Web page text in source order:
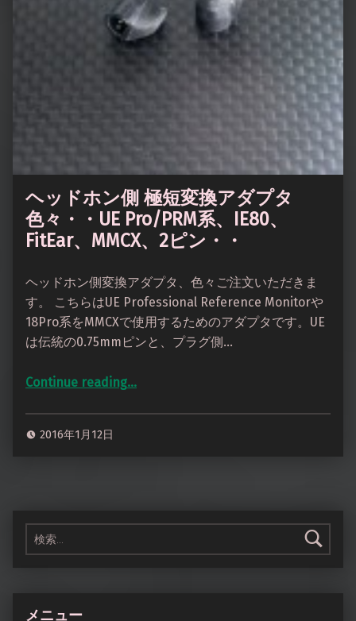
ヘッドホン側 極短変換アダプタ
色々・・UE Pro/PRM系、IE80、
FitEar、MMCX、2ピン・・
ヘッドホン側変換アダプタ、色々ご注文いただきま
す。 こちらはUE Professional Reference Monitorや
18Pro系をMMCXで使用するためのアダプタです。UE
は伝統の0.75mmピンと、プラグ側…
Continue reading
“ヘッドホン側 極短変換アダプタ色々・・UE Pro/PRM系、IE80、FitEar、MMCX、2ピン・・”
…
2016年1月12日
検索:
メニュー